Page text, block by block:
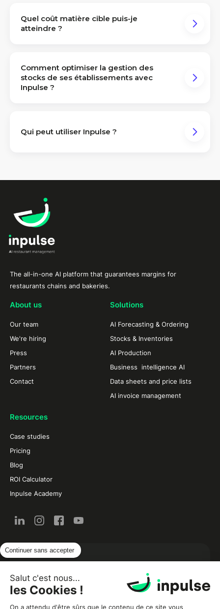
Continuer sans accepter
Salut c'est nous...
les Cookies !
On a attendu d'être sûrs que le contenu de ce site vous
Quel coût matière cible puis-je
atteindre ?
Comment optimiser la gestion des
stocks de ses établissements avec
Inpulse ?
Qui peut utiliser Inpulse ?
The all-in-one AI platform that guarantees margins for
restaurants chains and bakeries.
About us
Our team
We're hiring
Press
Partners
Contact
Solutions
AI Forecasting & Ordering
Stocks & Inventories
AI Production
Business intelligence AI
Data sheets and price lists
AI invoice management
Resources
Case studies
Pricing
Blog
ROI Calculator
Inpulse Academy
New from the restaurant and food industry by
email: